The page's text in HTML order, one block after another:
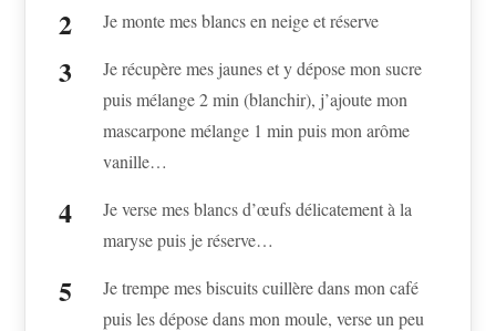
Je monte mes blancs en neige et réserve
Je récupère mes jaunes et y dépose mon sucre
puis mélange 2 min (blanchir), j’ajoute mon
mascarpone mélange 1 min puis mon arôme
vanille…
Je verse mes blancs d’œufs délicatement à la
maryse puis je réserve…
Je trempe mes biscuits cuillère dans mon café
puis les dépose dans mon moule, verse un peu